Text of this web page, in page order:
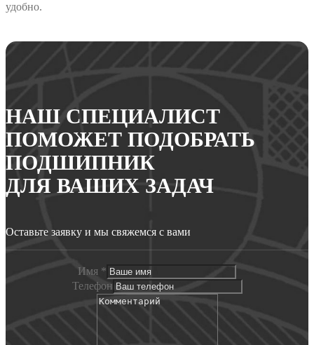
удобно.
НАШ СПЕЦИАЛИСТ
ПОМОЖЕТ ПОДОБРАТЬ
ПОДШИПНИК
ДЛЯ ВАШИХ ЗАДАЧ
Оставьте заявку и мы свяжемся с вами
Имя *
Телефон